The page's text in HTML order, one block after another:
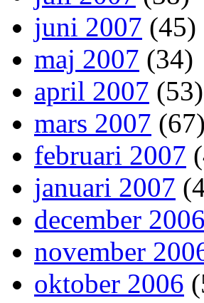
juni 2007 (45)
maj 2007 (34)
april 2007 (53)
mars 2007 (67)
februari 2007
januari 2007
december 2006
november
oktober 2006